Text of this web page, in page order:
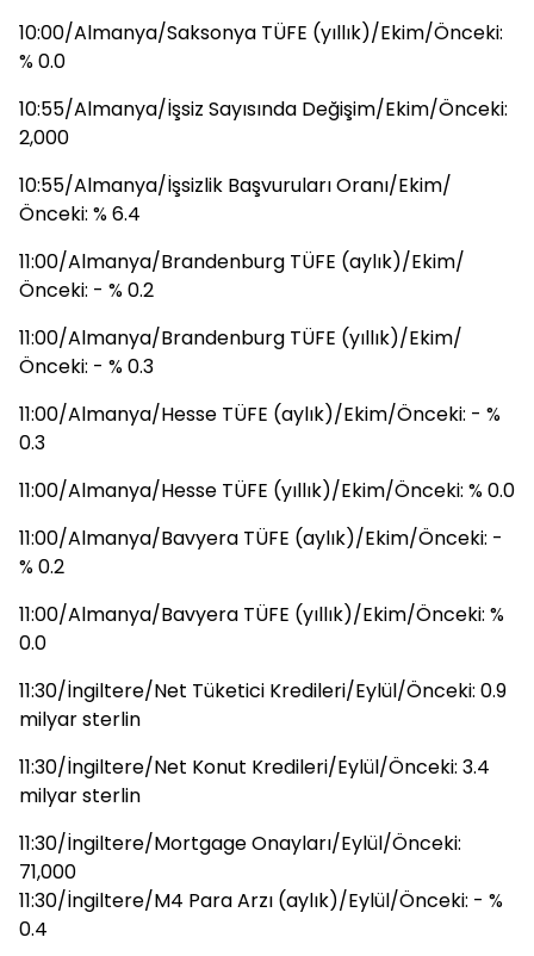
10:00/Almanya/Saksonya TÜFE (yıllık)/Ekim/Önceki:
% 0.0
10:55/Almanya/İşsiz Sayısında Değişim/Ekim/Önceki:
2,000
10:55/Almanya/İşsizlik Başvuruları Oranı/Ekim/
Önceki: % 6.4
11:00/Almanya/Brandenburg TÜFE (aylık)/Ekim/
Önceki: - % 0.2
11:00/Almanya/Brandenburg TÜFE (yıllık)/Ekim/
Önceki: - % 0.3
11:00/Almanya/Hesse TÜFE (aylık)/Ekim/Önceki: - %
0.3
11:00/Almanya/Hesse TÜFE (yıllık)/Ekim/Önceki: % 0.0
11:00/Almanya/Bavyera TÜFE (aylık)/Ekim/Önceki: -
% 0.2
11:00/Almanya/Bavyera TÜFE (yıllık)/Ekim/Önceki: %
0.0
11:30/İngiltere/Net Tüketici Kredileri/Eylül/Önceki: 0.9
milyar sterlin
11:30/İngiltere/Net Konut Kredileri/Eylül/Önceki: 3.4
milyar sterlin
11:30/İngiltere/Mortgage Onayları/Eylül/Önceki:
71,000
11:30/İngiltere/M4 Para Arzı (aylık)/Eylül/Önceki: - %
0.4